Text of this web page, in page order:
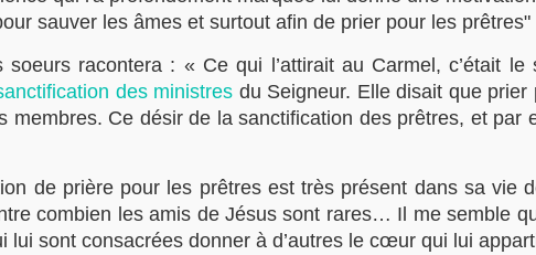
sauver les âmes et surtout afin de prier pour les
soeurs racontera : « Ce qui l’attirait au Carmel, c’était
des ministres du Seigneur. Elle disait que
membres. Ce désir de la sanctification des prêtres, et
de prière pour les prêtres est très présent dans sa
combien les amis de Jésus sont rares… Il me semble
lui sont consacrées donner à d’autres le cœur qui lui